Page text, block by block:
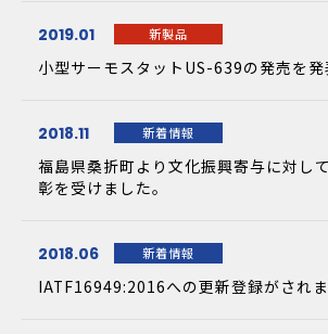
小型サーモスタットUS-639の発売を発
新製品
2019.01
福島県桑折町より文化振興寄与に対し
彰を受けました。
新着情報
2018.11
IATF16949:2016への更新登録がされま
新着情報
2018.06